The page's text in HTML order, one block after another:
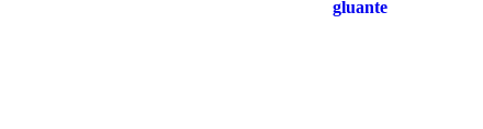
gluante